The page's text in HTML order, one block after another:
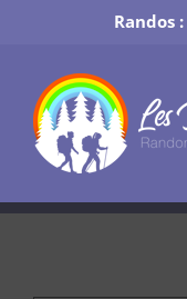
Randos :
contenu